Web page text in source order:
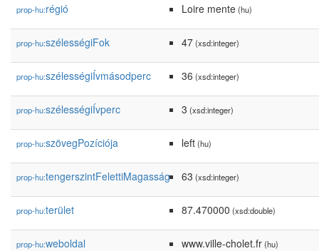
prop-hu:régió Loire mente(hu)
prop-hu:szélességiFok 47(xsd:integer)
prop-hu:szélességiÍvmásodperc 36 (xsd:integer)
prop-hu:szélességiÍvperc 3 (xsd:integer)
prop-hu:szövegPozíciója left(hu)
prop-hu:tengerszintFelettiMagasság 63 (xsd:integer)
prop-hu:terület 87.470000 (xsd:double)
prop-hu:weboldal www.ville-cholet.fr(hu)